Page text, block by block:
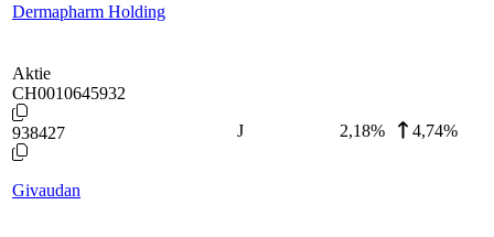
Dermapharm Holding
Aktie
CH0010645932
938427
Givaudan
J 2,18% 4,74%